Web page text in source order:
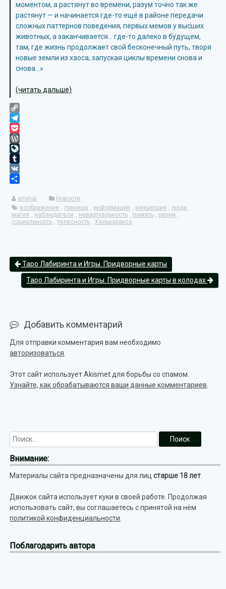
моментом, а растянут во времени, разум точно так же
растянут — и начинается где-то ещё в районе передачи
сложных паттернов поведения, первых мемов у высших
животных, а заканчивается… где-то далеко в будущем,
там, где жизнь продолжает свой бесконечный путь, творя
новые земли из хаоса, запуская циклы времени снова и
снова…»
(читать дальше)
Copy
Link
Telegram
Pocket
WordPress
LiveJournal
Tumblr
VK
arishai
Новости
воображение , границы , информация , концепция ,люди ,
магия , наблюдатели , невиртуальность , память , разум ,
социальность ,телесность ,Хелькараксэ
Таро Лабиринта и Игры. Придворные карты
Таро Лабиринта и Игры. Придворные карты в колодах
Добавить комментарий
Для отправки комментария вам необходимо
авторизоваться
Этот сайт использует Akismet для борьбы со спамом.
Узнайте, как обрабатываются ваши данные комментариев
Внимание:
Материалы сайта предназначены для лицстарше 18 лет
Движок сайта использует куки в своей работе. Продолжая
использовать сайт, вы соглашаетесь с принятой на нём
политикой конфиденциальности
Поблагодарить автора